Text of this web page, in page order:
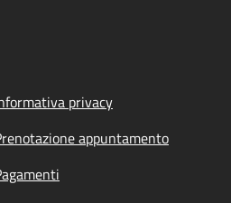
privacy
appuntamento